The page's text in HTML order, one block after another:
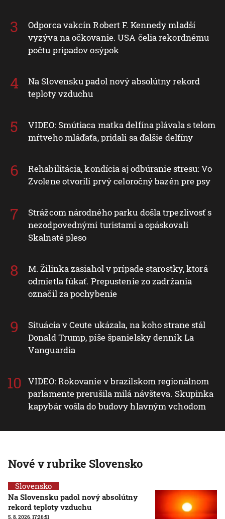
Odporca vakcín Robert F. Kennedy mladší
vyzýva na očkovanie. USA čelia rekordnému
počtu prípadov osýpok
Na Slovensku padol nový absolútny rekord
teploty vzduchu
VIDEO: Smútiaca matka delfína plávala s telom
mŕtveho mláďaťa, pridali sa ďalšie delfíny
Rehabilitácia, kondícia aj odbúranie stresu: Vo
Zvolene otvorili prvý celoročný bazén pre psy
Strážcom národného parku došla trpezlivosť s
nezodpovednými turistami a opáskovali
Skalnaté pleso
M. Žilinka zasiahol v prípade starostky, ktorá
odmietla fúkať. Prepustenie zo zadržania
označil za pochybenie
Situácia v Ceute ukázala, na koho strane stál
Donald Trump, píše španielsky denník La
Vanguardia
VIDEO: Rokovanie v brazílskom regionálnom
parlamente prerušila milá návšteva. Skupinka
kapybár vošla do budovy hlavným vchodom
Nové v rubrike Slovensko
Slovensko
Na Slovensku padol nový absolútny
rekord teploty vzduchu
5. 8. 2026, 17:26:51